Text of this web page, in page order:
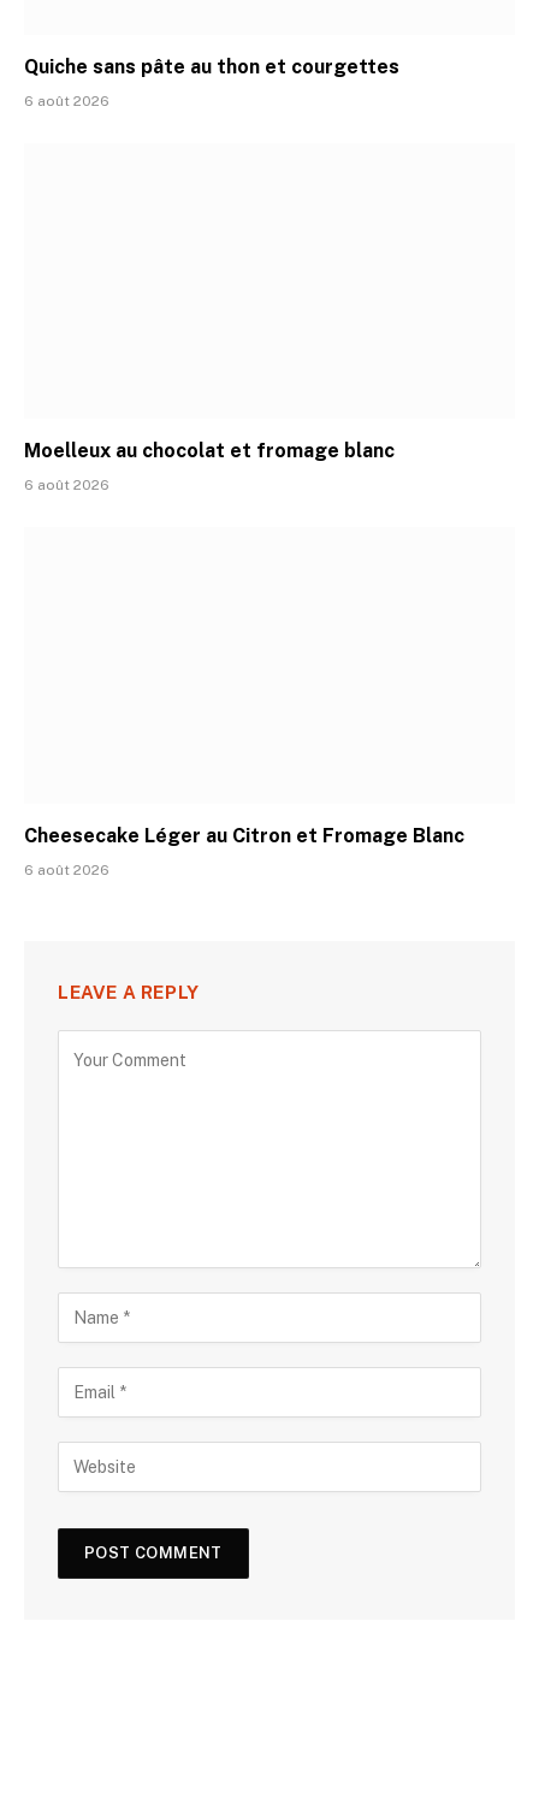
Quiche sans pâte au thon et courgettes
6 août 2026
Moelleux au chocolat et fromage blanc
6 août 2026
Cheesecake Léger au Citron et Fromage Blanc
6 août 2026
LEAVE A REPLY